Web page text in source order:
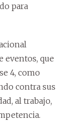
para
eventos, que
4, como
contra sus
al trabajo,